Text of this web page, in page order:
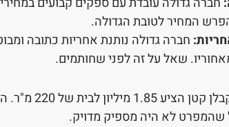
המחיר לטובת הגדולה.
חברה גדולה נותנת אחריות כתובה
שאל על זה לפני שחותמים.
שהמפרט לא היה מספיק מדויק.